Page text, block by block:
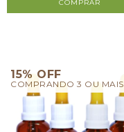
15% OFF
COMPRANDO 3 OU MAIS